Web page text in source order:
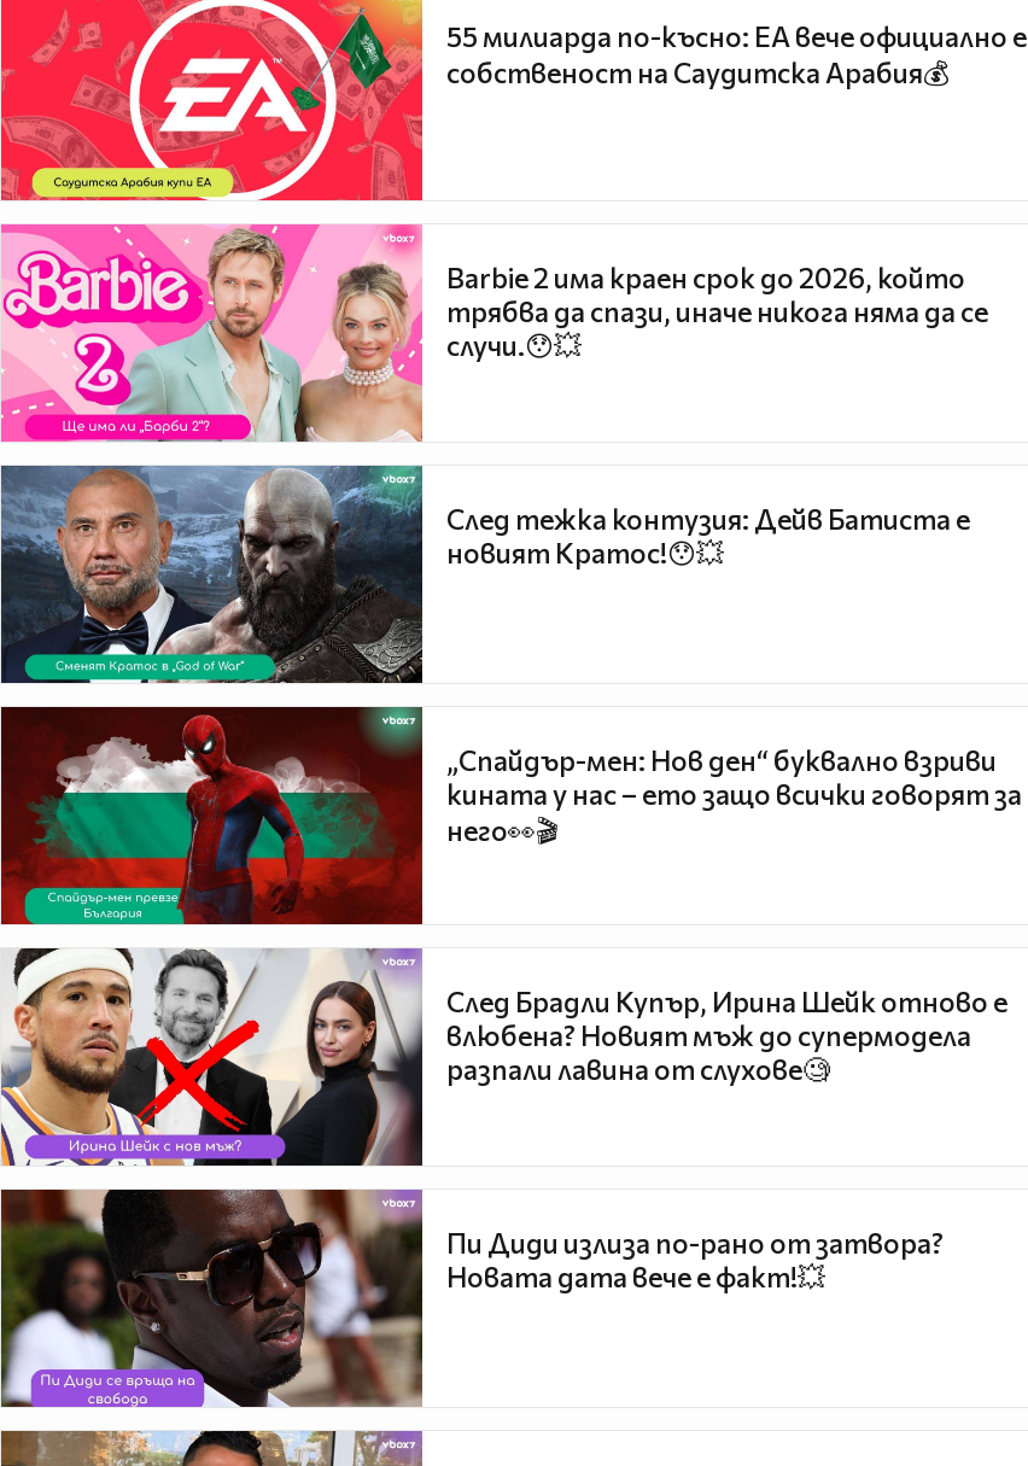
55 милиарда по-късно: EA вече официално е
собственост на Саудитска Арабия💰
Barbie 2 има краен срок до 2026, който
трябва да спази, иначе никога няма да се
случи.😯💥
След тежка контузия: Дейв Батиста е
новият Кратос!😯💥
„Спайдър-мен: Нов ден“ буквално взриви
кината у нас – ето защо всички говорят за
него👀🎬
След Брадли Купър, Ирина Шейк отново е
влюбена? Новият мъж до супермодела
разпали лавина от слухове🧐
Пи Диди излиза по-рано от затвора?
Новата дата вече е факт!💥